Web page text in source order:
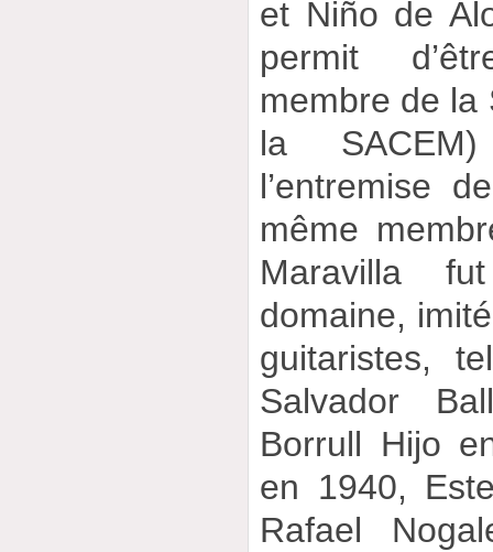
et Niño de
permit
membre de la
la
l’entremise
même
Maravilla
domaine,
guitaristes,
Salvador
Borrull Hijo
en 1940,
Rafael